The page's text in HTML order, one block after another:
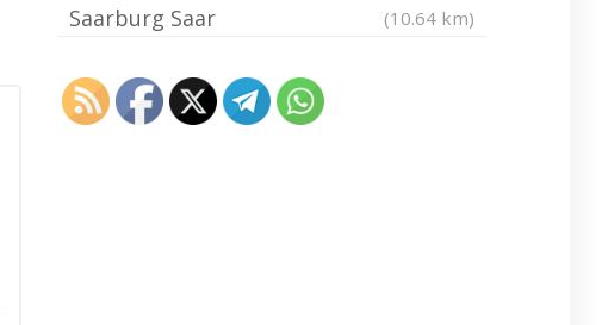
Saarburg Saar (10.64 km)